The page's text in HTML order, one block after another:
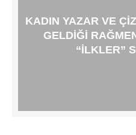
KADIN YAZAR VE
GELDIĞI
“İLKLER”